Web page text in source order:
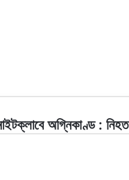
অগ্নিকাণ্ড : নিহত